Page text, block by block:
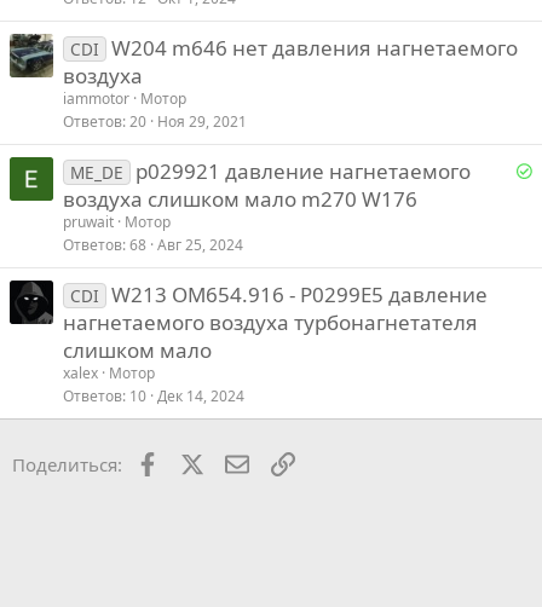
CDI W204 m646 нет давления нагнетаемого
воздуха
iammotor Мотор
Ответов 20 Ноя 29, 2021
Р
н
ME_DE
p029921 давление нагнетаемого
воздуха слишком мало m270 W176
pruwait Мотор
Ответов 68 Авг 25, 2024
CDI W213 OM654.916 - P0299E5 давление
нагнетаемого воздуха турбонагнетателя
слишком мало
xalex Мотор
Ответов 10 Дек 14, 2024
Поделиться: Facebook ПочтаСсылкой